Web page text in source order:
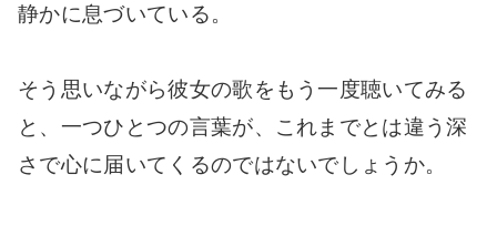
静かに息づいている。
そう思いながら彼女の歌をもう一度聴いてみる
と、一つひとつの言葉が、これまでとは違う深
さで心に届いてくるのではないでしょうか。